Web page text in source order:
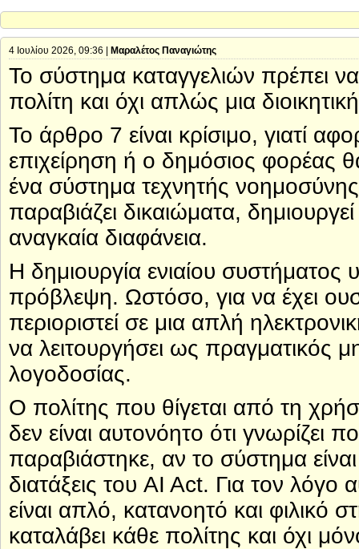
4 Ιουλίου 2026, 09:36 | Μαραλέτος Παναγιώτης
Το σύστημα καταγγελιών πρέπει
πολίτη και όχι απλώς μια
Το άρθρο 7 είναι κρίσιμο, γιατί
επιχείρηση ή ο δημόσιος φορέας
ένα σύστημα τεχνητής
παραβιάζει δικαιώματα,
αναγκαία διαφάνεια.
Η δημιουργία ενιαίου συστήματος
πρόβλεψη. Ωστόσο, για να έχει
περιοριστεί σε μια απλή
να λειτουργήσει ως πραγματικός
λογοδοσίας.
Ο πολίτης που θίγεται από τη
δεν είναι αυτονόητο ότι γνωρίζει
παραβιάστηκε, αν το σύστημα
διατάξεις του AI Act. Για τον
είναι απλό, κατανοητό και
καταλάβει κάθε πολίτης και όχι